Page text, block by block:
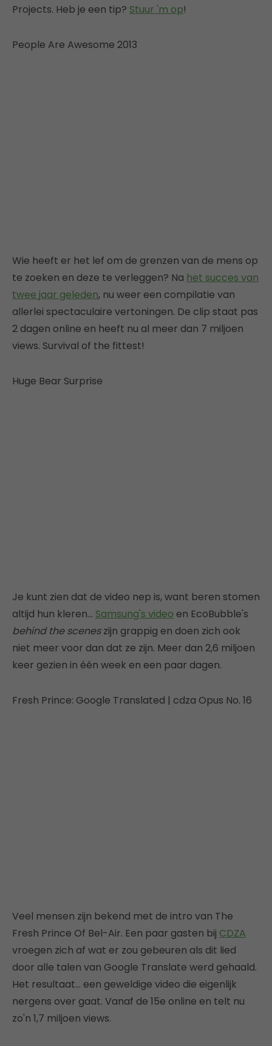
Projects. Heb je een tip? Stuur 'm op!
People Are Awesome 2013
Wie heeft er het lef om de grenzen van de mens op
te zoeken en deze te verleggen? Na het succes van
twee jaar geleden, nu weer een compilatie van
allerlei spectaculaire vertoningen. De clip staat pas
2 dagen online en heeft nu al meer dan 7 miljoen
views. Survival of the fittest!
Huge Bear Surprise
Je kunt zien dat de video nep is, want beren stomen
altijd hun kleren… Samsung's video en EcoBubble's
behind the sceneszijn grappig en doen zich ook
niet meer voor dan dat ze zijn. Meer dan 2,6 miljoen
keer gezien in één week en een paar dagen.
Fresh Prince: Google Translated | cdza Opus No. 16
Veel mensen zijn bekend met de intro van The
Fresh Prince Of Bel-Air. Een paar gasten bij CDZA
vroegen zich af wat er zou gebeuren als dit lied
door alle talen van Google Translate werd gehaald.
Het resultaat… een geweldige video die eigenlijk
nergens over gaat. Vanaf de 15e online en telt nu
zo'n 1,7 miljoen views.